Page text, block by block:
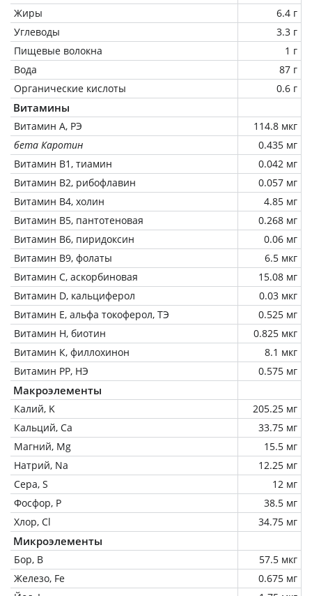
Жиры
6.4 г
Углеводы
3.3 г
Пищевые волокна
1 г
Вода
87 г
Органические кислоты
0.6 г
Витамины
Витамин А, РЭ
114.8 мкг
бета Каротин
0.435 мг
Витамин В1, тиамин
0.042 мг
Витамин В2, рибофлавин
0.057 мг
Витамин В4, холин
4.85 мг
Витамин В5, пантотеновая
0.268 мг
Витамин В6, пиридоксин
0.06 мг
Витамин В9, фолаты
6.5 мкг
Витамин C, аскорбиновая
15.08 мг
Витамин D, кальциферол
0.03 мкг
Витамин Е, альфа токоферол, ТЭ
0.525 мг
Витамин Н, биотин
0.825 мкг
Витамин К, филлохинон
8.1 мкг
Витамин РР, НЭ
0.575 мг
Макроэлементы
Калий, K
205.25 мг
Кальций, Ca
33.75 мг
Магний, Mg
15.5 мг
Натрий, Na
12.25 мг
Сера, S
12 мг
Фосфор, P
38.5 мг
Хлор, Cl
34.75 мг
Микроэлементы
Бор, B
57.5 мкг
Железо, Fe
0.675 мг